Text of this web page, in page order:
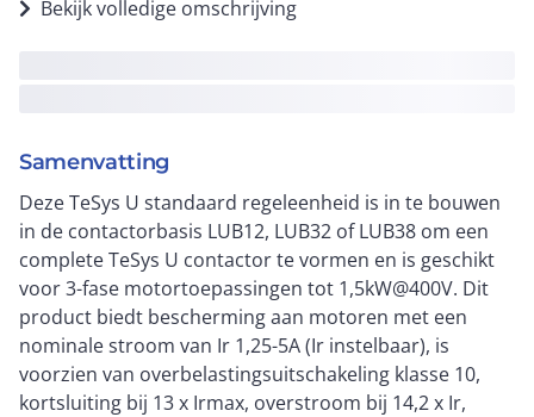
Bekijk volledige omschrijving
Samenvatting
Deze TeSys U standaard regeleenheid is in te bouwen
in de contactorbasis LUB12, LUB32 of LUB38 om een
complete TeSys U contactor te vormen en is geschikt
voor 3-fase motortoepassingen tot 1,5kW@400V. Dit
product biedt bescherming aan motoren met een
nominale stroom van Ir 1,25-5A (Ir instelbaar), is
voorzien van overbelastingsuitschakeling klasse 10,
kortsluiting bij 13 x Irmax, overstroom bij 14,2 x Ir,